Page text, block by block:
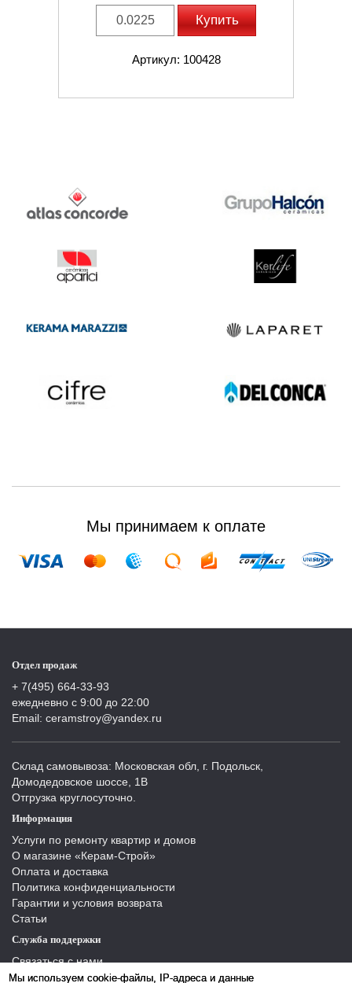
Мы используем cookie-файлы, IP-адреса и данные
Купить
Артикул: 100428
Мы принимаем к оплате
Отдел продаж
+ 7(495) 664-33-93
ежедневно с 9:00 до 22:00
Email: ceramstroy@yandex.ru
Склад самовывоза: Московская обл, г. Подольск,
Домодедовское шоссе, 1В
Отгрузка круглосуточно.
Информация
Услуги по ремонту квартир и домов
О магазине «Керам-Строй»
Оплата и доставка
Политика конфиденциальности
Гарантии и условия возврата
Статьи
Служба поддержки
Связаться с нами
Отзывы